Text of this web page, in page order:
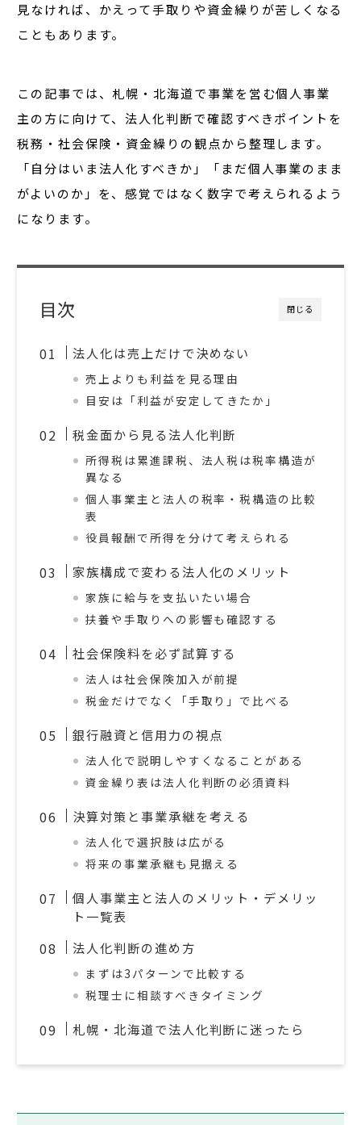
見なければ、かえって手取りや資金繰りが苦しくなる
こともあります。
この記事では、札幌・北海道で事業を営む個人事業
主の方に向けて、法人化判断で確認すべきポイントを
税務・社会保険・資金繰りの観点から整理します。
「自分はいま法人化すべきか」「まだ個人事業のまま
がよいのか」を、感覚ではなく数字で考えられるよう
になります。
閉じる
目次
法人化は売上だけで決めない
売上よりも利益を見る理由
目安は「利益が安定してきたか」
税金面から見る法人化判断
所得税は累進課税、法人税は税率構造が
異なる
個人事業主と法人の税率・税構造の比較
表
役員報酬で所得を分けて考えられる
家族構成で変わる法人化のメリット
家族に給与を支払いたい場合
扶養や手取りへの影響も確認する
社会保険料を必ず試算する
法人は社会保険加入が前提
税金だけでなく「手取り」で比べる
銀行融資と信用力の視点
法人化で説明しやすくなることがある
資金繰り表は法人化判断の必須資料
決算対策と事業承継を考える
法人化で選択肢は広がる
将来の事業承継も見据える
個人事業主と法人のメリット・デメリッ
ト一覧表
法人化判断の進め方
まずは3パターンで比較する
税理士に相談すべきタイミング
札幌・北海道で法人化判断に迷ったら